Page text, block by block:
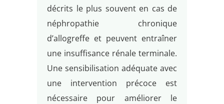
décrits le plus souvent en cas de
néphropathie chronique
d’allogreffe et peuvent entraîner
une insuffisance rénale terminale.
Une sensibilisation adéquate avec
une intervention précoce est
nécessaire pour améliorer le